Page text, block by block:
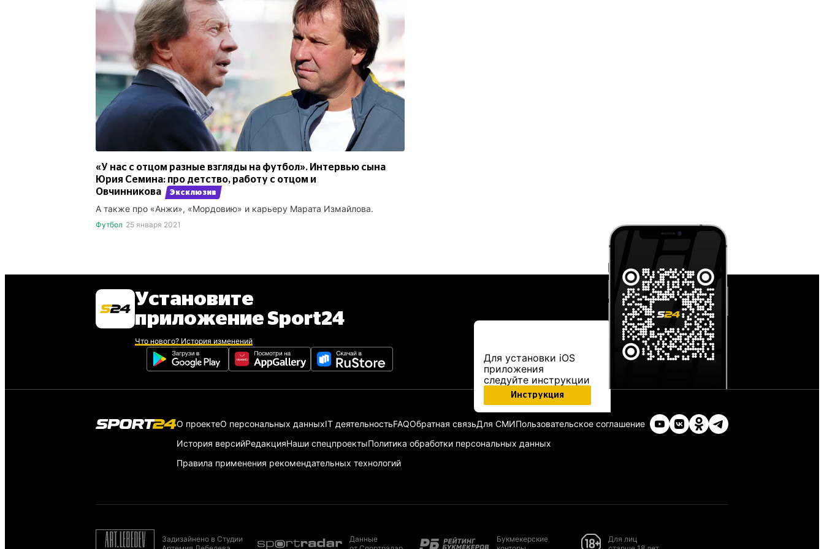
«У нас с отцом разные взгляды на футбол». Интервью сына
Юрия Семина: про детство, работу с отцом и
Овчинникова
Эксклюзив
А также про «Анжи», «Мордовию» и карьеру Марата Измайлова.
Футбол 25 января 2021
Установите
приложение Sport24
Что нового? История изменений
Для установки iOS
приложения
следуйте инструкции
Инструкция
О проектеО персональных данныхIT деятельностьFAQОбратная связьДля СМИПользовательское соглашение
История версийРедакцияНаши спецпроектыПолитика обработки персональных данных
Правила применения рекомендательных технологий
Задизайнено в Студии
Данные
Букмекерские
Для лиц